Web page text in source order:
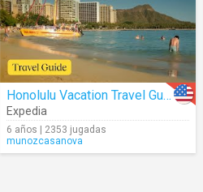
Honolulu Vacation Travel Guide
Expedia
6 años | 2353 jugadas
munozcasanova